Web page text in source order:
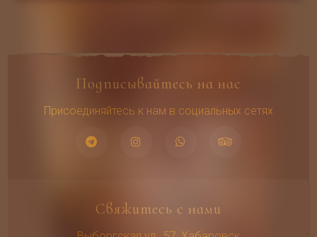
Подписывайтесь на нас
Присоединяйтесь к нам в социальных сетях
Свяжитесь с нами